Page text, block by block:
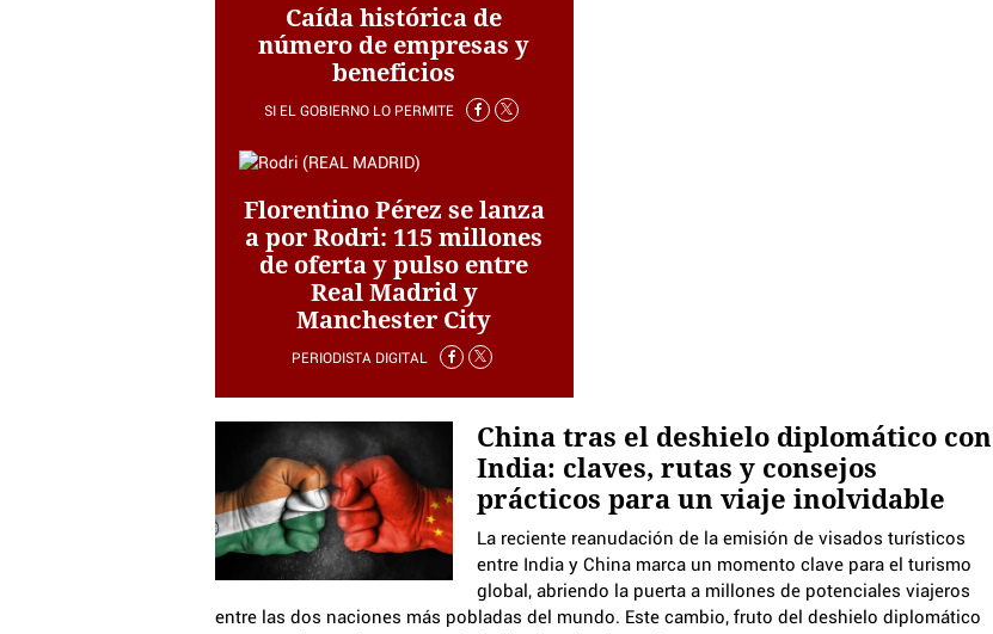
Caída histórica de
número de empresas y
beneficios
SI EL GOBIERNO LO PERMITE
Florentino Pérez se lanza
a por Rodri: 115 millones
de oferta y pulso entre
Real Madrid y
Manchester City
PERIODISTA DIGITAL
China tras el deshielo diplomático con
India: claves, rutas y consejos
prácticos para un viaje inolvidable
La reciente reanudación de la emisión de visados turísticos
entre India y China marca un momento clave para el turismo
global, abriendo la puerta a millones de potenciales viajeros
entre las dos naciones más pobladas del mundo. Este cambio, fruto del deshielo diplomático